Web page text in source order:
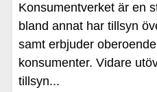
Konsumentverket är en
bland annat har tillsyn
samt erbjuder oberoende
konsumenter. Vidare
tillsyn...